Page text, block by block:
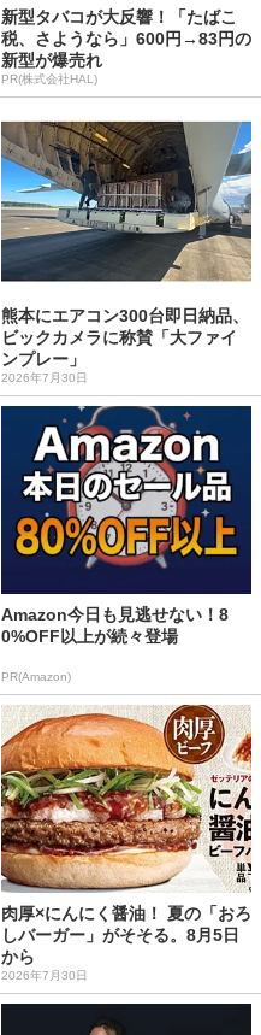
新型タバコが大反響！「たばこ
税、さようなら」600円→83円の
新型が爆売れ
PR(株式会社HAL)
熊本にエアコン300台即日納品、
ビックカメラに称賛「大ファイ
ンプレー」
2026年7月30日
Amazon今日も見逃せない！8
0%OFF以上が続々登場
PR(Amazon)
肉厚×にんにく醤油！ 夏の「おろ
しバーガー」がそそる。8月5日
から
2026年7月30日